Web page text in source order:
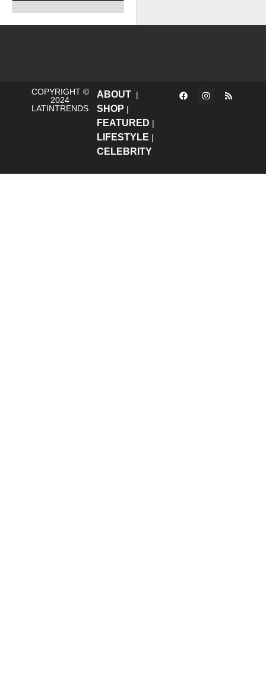
COPYRIGHT ©
2024
LATINTRENDS
ABOUT|
SHOP |
FEATURED |
LIFESTYLE |
CELEBRITY